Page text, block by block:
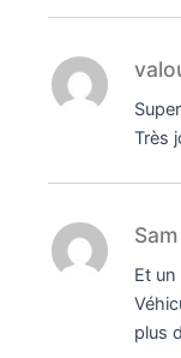
Très
Sam
Et un
plus